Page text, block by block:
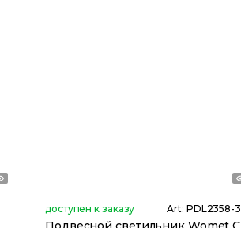
доступен к заказу Art: PDL2358-3